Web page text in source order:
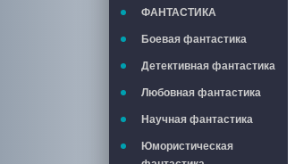
ФАНТАСТИКА
Боевая фантастика
Детективная фантастика
Любовная фантастика
Научная фантастика
Юмористическая